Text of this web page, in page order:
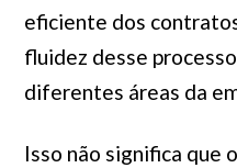
eficiente dos
fluidez desse
diferentes áreas da
Isso não significa que